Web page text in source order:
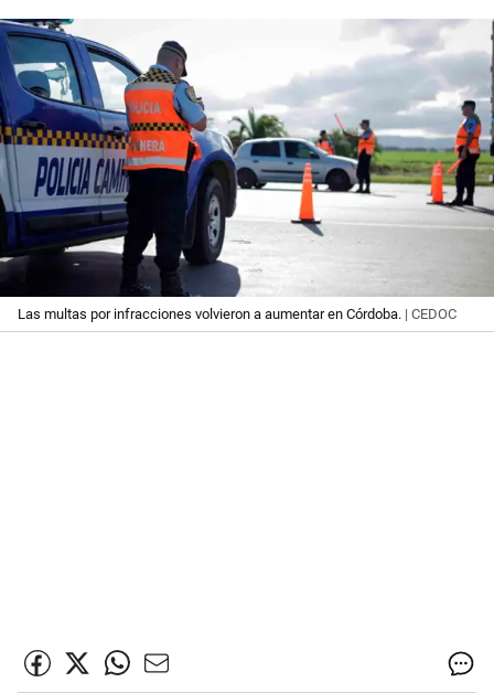
Las multas por infracciones volvieron a aumentar en Córdoba. | CEDOC